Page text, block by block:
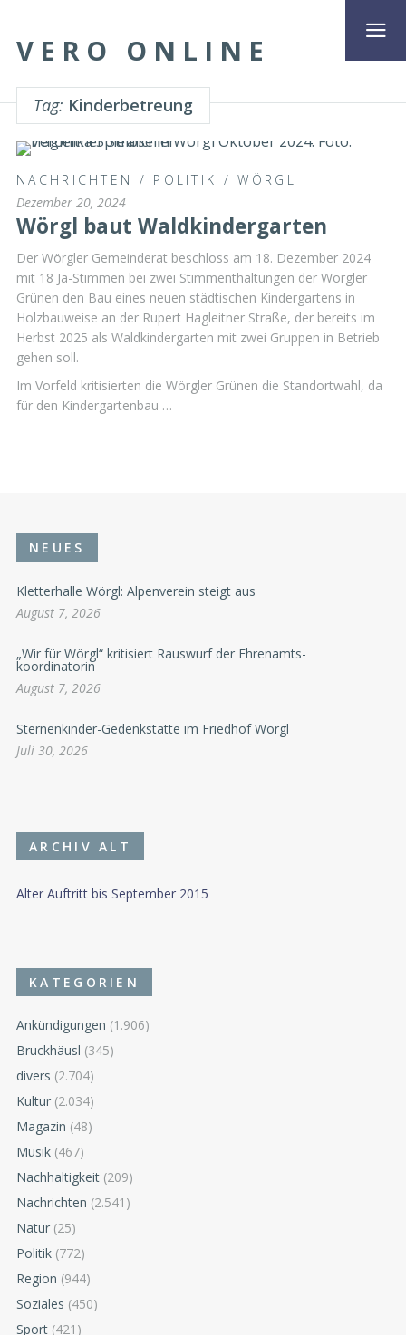
VERO ONLINE
Tag: Kinderbetreung
NACHRICHTEN / POLITIK /WÖRGL
Dezember 20, 2024
Wörgl baut Waldkindergarten
Der Wörgler Gemeinderat beschloss am 18. Dezember 2024
mit 18 Ja-Stimmen bei zwei Stimmenthaltungen der Wörgler
Grünen den Bau eines neuen städtischen Kindergartens in
Holzbauweise an der Rupert Hagleitner Straße, der bereits im
Herbst 2025 als Waldkindergarten mit zwei Gruppen in Betrieb
gehen soll.
Im Vorfeld kritisierten die Wörgler Grünen die Standortwahl, da
für den Kindergartenbau …
NEUES
Kletterhalle Wörgl: Alpenverein steigt aus
August 7, 2026
„Wir für Wörgl“ kritisiert Rauswurf der Ehrenamts-
koordinatorin
August 7, 2026
Sternenkinder-Gedenkstätte im Friedhof Wörgl
Juli 30, 2026
ARCHIV ALT
Alter Auftritt bis September 2015
KATEGORIEN
Ankündigungen (1.906)
Bruckhäusl (345)
divers (2.704)
Kultur (2.034)
Magazin (48)
Musik (467)
Nachhaltigkeit (209)
Nachrichten (2.541)
Natur (25)
Politik (772)
Region (944)
Soziales (450)
Sport (421)